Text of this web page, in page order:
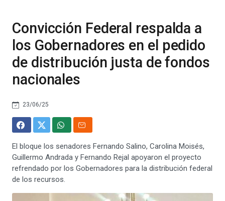
Convicción Federal respalda a
los Gobernadores en el pedido
de distribución justa de fondos
nacionales
23/06/25
El bloque los senadores Fernando Salino, Carolina Moisés,
Guillermo Andrada y Fernando Rejal apoyaron el proyecto
refrendado por los Gobernadores para la distribución federal
de los recursos.